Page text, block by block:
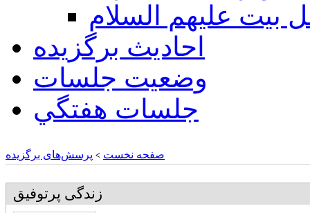
بيت عليهم السلام
احادیث برگزیده
وضعیت جلسات
جلسات هفتگي
صفحه نخست > پرسش‌های برگزیده
زندگی پرتوفیق